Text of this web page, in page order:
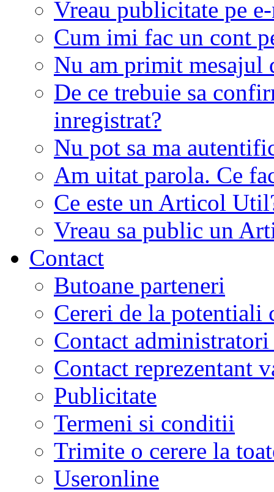
Vreau publicitate pe
Cum imi fac un cont
Nu am primit mesajul
De ce trebuie sa
inregistrat?
Nu pot sa ma
Am uitat parola. Ce
Ce este un Articol
Vreau sa public un
Contact
Butoane parteneri
Cereri de la potentiali
Contact
Contact reprezentant
Publicitate
Termeni si conditii
Trimite o cerere la
Useronline